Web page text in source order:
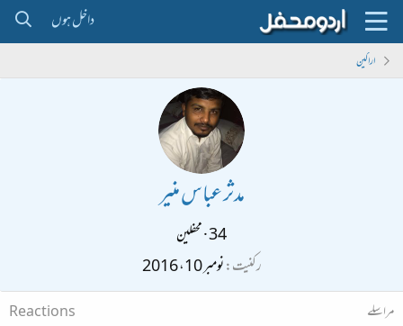
داخل ہوں
اراکین
مدثر عباس منیر
محفلین·34
رکنیت نومبر 10، 2016
مراسلے Reactions